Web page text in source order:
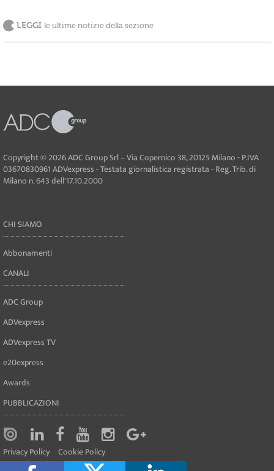
LEGGI le ultime notizie della sezione
Copyright © 2026 ADC Group Srl – Via Copernico 38, 20125 Milano - P.IVA
03670830961 ADVexpress - Testata giornalistica registrata - Reg. Trib. di
Milano n. 643 dell'17.10.2000
CHI SIAMO
Abbonamenti
CANALI
ADC Group
ADVexpress
ADVexpress TV
e20express
Awards
PUBBLICAZIONI
Privacy Policy Cookie Policy